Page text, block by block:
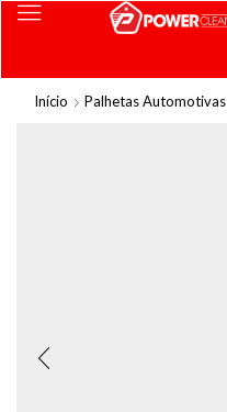
Início Palhetas Automotivas